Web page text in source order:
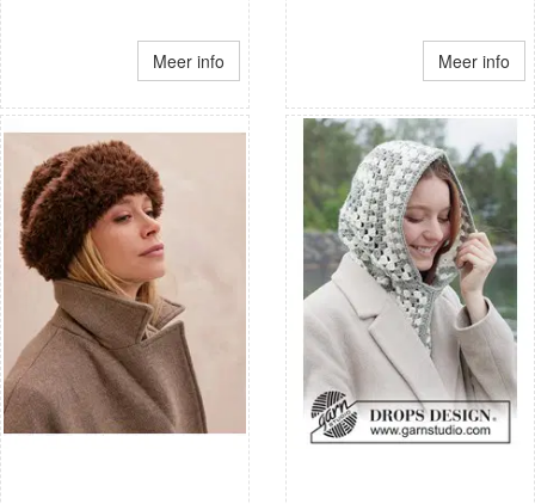
Meer info Meer info